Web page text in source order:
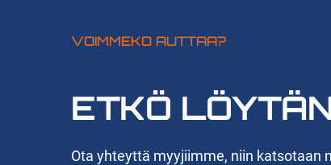
VOIMMEKO AUTTAA?
ETKÖ
Ota yhteyttä myyjiimme, niin katsotaan